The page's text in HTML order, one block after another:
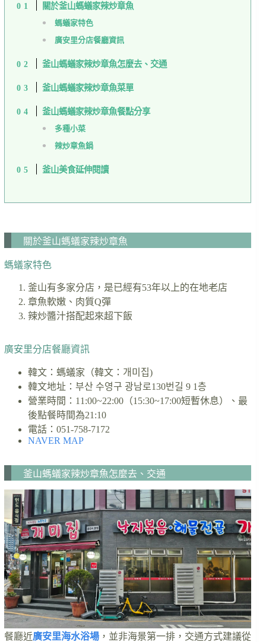
關於釜山螞蟻家辣炒章魚
螞蟻家特色
廣安里分店餐廳資訊
釜山螞蟻家辣炒章魚怎麼去、交通
釜山螞蟻家辣炒章魚菜單
釜山螞蟻家辣炒章魚餐點分享
多種小菜
辣炒章魚鍋
釜山美食延伸閱讀
關於釜山螞蟻家辣炒章魚
螞蟻家特色
釜山有多家分店，是已經有53年以上的在地老店
章魚軟嫩、肉質Q彈
辣炒醬汁搭配起來超下飯
廣安里分店餐廳資訊
韓文：螞蟻家（韓文：개미집)
韓文地址：부산 수영구 광남로130번길 9 1층
營業時間：11:00~22:00（15:30~17:00短暫休息）、最
後點餐時間為21:10
電話：051-758-7172
NAVER MAP
釜山螞蟻家辣炒章魚怎麼去、交通
餐廳近廣安里海水浴場 ，並非海景第一排，交通方式建議從